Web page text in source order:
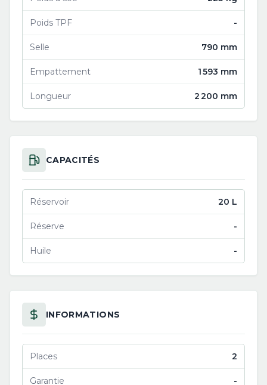
Poids TPF -
Selle 790 mm
Empattement 1 593 mm
Longueur 2 200 mm
CAPACITÉS
Réservoir 20 L
Réserve -
Huile -
INFORMATIONS
Places 2
Garantie -